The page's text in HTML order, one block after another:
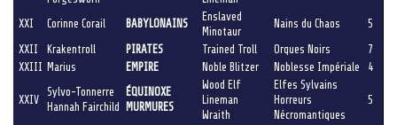
XXI Corinne Corail BABYLONAINS
Enslaved
Minotaur
Nains du Chaos
5
XXII
Krakentroll PIRATES Trained Troll Orques Noirs
7
XXIII Marius EMPIRE Noble Blitzer Noblesse Impériale 4
XXIV
Sylvo-Tonnerre
Hannah Fairchild
ÉQUINOXE
MURMURES
Wood Elf
Lineman
Wraith
Elfes Sylvains
Horreurs
Nécromantiques
5